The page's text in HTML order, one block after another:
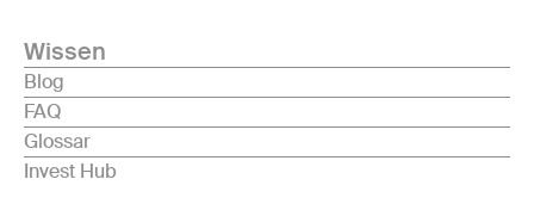
Wissen
Blog
FAQ
Glossar
Invest Hub